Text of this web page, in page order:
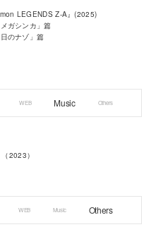
LEGENDS Z-A』(2025)
ガシンカ」篇
のナゾ」篇
WEB Music Others
2023）
WEB Music Others